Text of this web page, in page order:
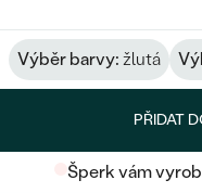
Výběr barvy: žlutá
PŘIDAT
Šperk vám